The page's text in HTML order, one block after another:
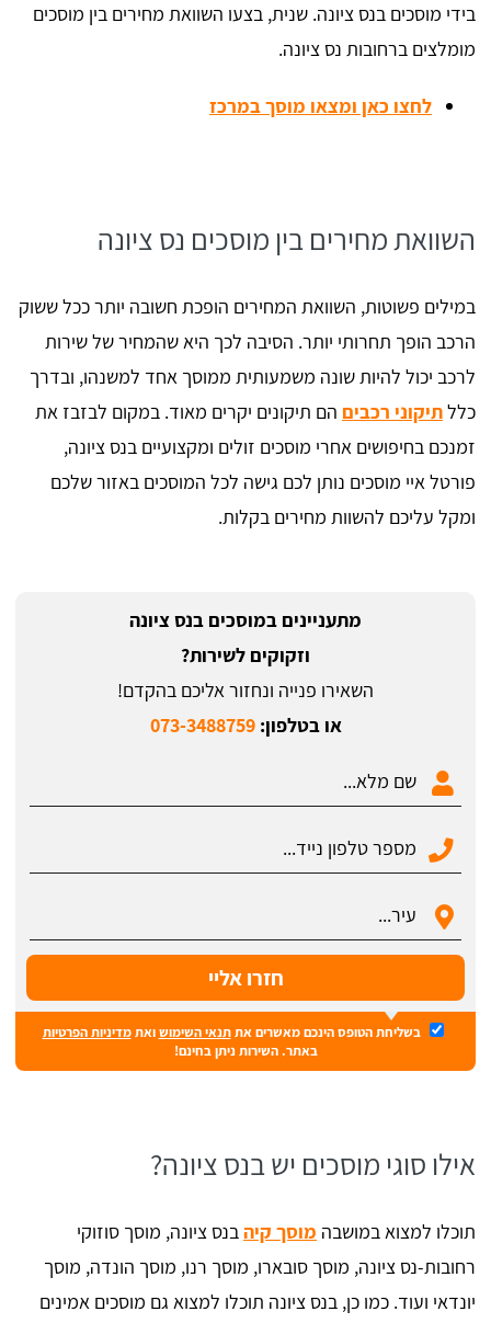
בידי מוסכים בנס ציונה. שנית, בצעו השוואת מחירים בין מוסכים
מומלצים ברחובות נס ציונה.
לחצו כאן ומצאו מוסך במרכז
השוואת מחירים בין מוסכים נס ציונה
במילים פשוטות, השוואת המחירים הופכת חשובה יותר ככל ששוק
הרכב הופך תחרותי יותר. הסיבה לכך היא שהמחיר של שירות
לרכב יכול להיות שונה משמעותית ממוסך אחד למשנהו, ובדרך
כללתיקוני רכבים הם תיקונים יקרים מאוד. במקום לבזבז את
זמנכם בחיפושים אחרי מוסכים זולים ומקצועיים בנס ציונה,
פורטל איי מוסכים נותן לכם גישה לכל המוסכים באזור שלכם
ומקל עליכם להשוות מחירים בקלות.
מתעניינים במוסכים בנס ציונה
וזקוקים לשירות?
השאירו פנייה ונחזור אליכם בהקדם!
או בטלפון:073-3488759
בשליחת הטופס הינכם מאשרים אתתנאי השימושואתמדיניות הפרטיות
באתר. השירות ניתן בחינם!
אילו סוגי מוסכים יש בנס ציונה?
תוכלו למצוא במושבה מוסך קיהבנס ציונה, מוסך סוזוקי
רחובות-נס ציונה, מוסך סובארו, מוסך רנו, מוסך הונדה, מוסך
יונדאי ועוד. כמו כן, בנס ציונה תוכלו למצוא גם מוסכים אמינים